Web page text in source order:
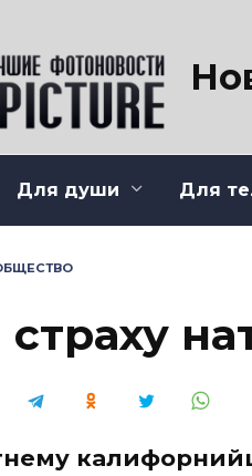
Для души Для
страху